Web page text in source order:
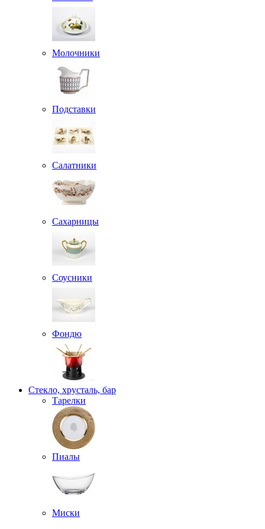
Молочники
Подставки
Салатники
Сахарницы
Соусники
Фондю
Стекло, хрусталь, бар
Тарелки
Пиалы
Миски